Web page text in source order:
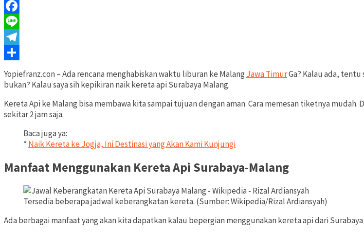
X
Facebook
Line
Telegram
Share
Yopiefranz.con – Ada rencana menghabiskan waktu liburan ke MalangJawa TimurGa? Kalau ada,
bukan? Kalau saya sih kepikiran naik kereta api Surabaya Malang.
Kereta Api ke Malang bisa membawa kita sampai tujuan dengan aman. Cara memesan tiketnya
sekitar 2 jam saja.
Baca juga ya:
* Naik Kereta ke Jogja, Ini Destinasi yang Akan Kami Kunjungi
Manfaat Menggunakan Kereta Api Surabaya-Malang
Tersedia beberapa jadwal keberangkatan kereta. (Sumber: Wikipedia/Rizal Ardiansyah)
Ada berbagai manfaat yang akan kita dapatkan kalau bepergian menggunakan kereta api dari Surabaya